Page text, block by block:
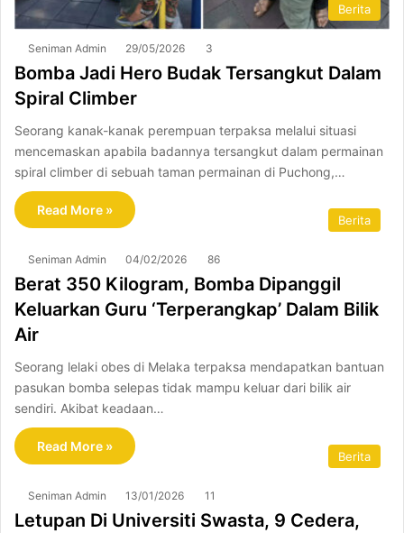
Berita
Seniman Admin 29/05/2026 3
Bomba Jadi Hero Budak Tersangkut Dalam
Spiral Climber
Seorang kanak-kanak perempuan terpaksa melalui situasi
mencemaskan apabila badannya tersangkut dalam permainan
spiral climber di sebuah taman permainan di Puchong,…
Read More »
Berita
Seniman Admin 04/02/2026 86
Berat 350 Kilogram, Bomba Dipanggil
Keluarkan Guru ‘Terperangkap’ Dalam Bilik
Air
Seorang lelaki obes di Melaka terpaksa mendapatkan bantuan
pasukan bomba selepas tidak mampu keluar dari bilik air
sendiri. Akibat keadaan…
Read More »
Berita
Seniman Admin 13/01/2026 11
Letupan Di Universiti Swasta, 9 Cedera,